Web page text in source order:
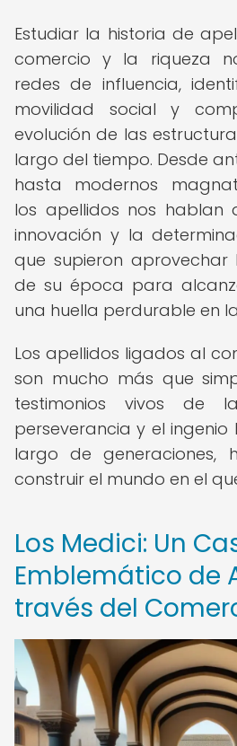
Estudiar la historia de
comercio y la riqueza
redes de influencia,
movilidad social y
evolución de las
largo del tiempo. Desde
hasta modernos
los apellidos nos hablan
innovación y la
que supieron aprovechar
de su época para
una huella perdurable en
Los apellidos ligados al
son mucho más que
testimonios vivos de
perseverancia y el
largo de generaciones,
construir el mundo en el
Los Medici: Un
Emblemático de
través del